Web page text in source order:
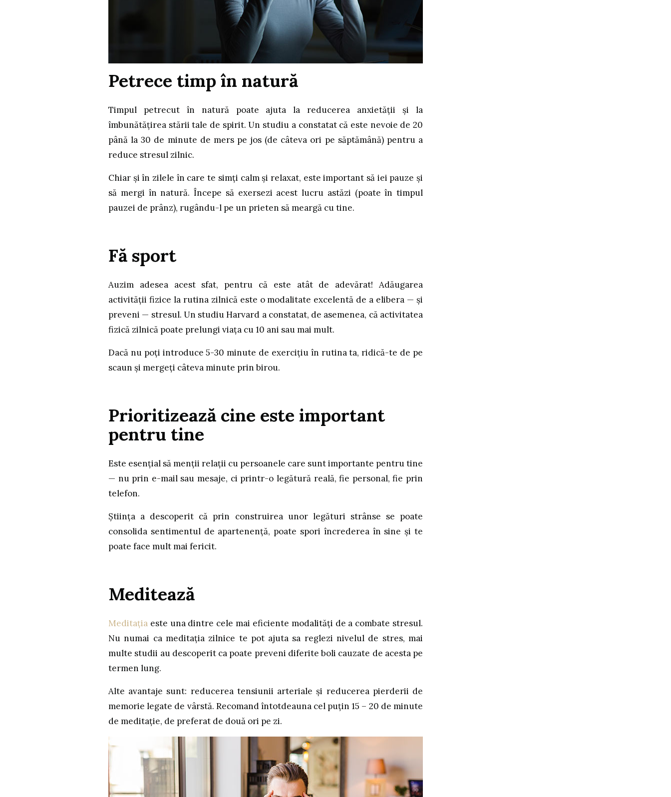
Petrece timp în natură
Timpul petrecut în natură poate ajuta la reducerea anxietății și la
îmbunătățirea stării tale de spirit. Un studiu a constatat că este nevoie de 20
până la 30 de minute de mers pe jos (de câteva ori pe săptămână) pentru a
reduce stresul zilnic.
Chiar și în zilele în care te simți calm și relaxat, este important să iei pauze și
să mergi în natură. Începe să exersezi acest lucru astăzi (poate în timpul
pauzei de prânz), rugându-l pe un prieten să meargă cu tine.
Fă sport
Auzim adesea acest sfat, pentru că este atât de adevărat! Adăugarea
activității fizice la rutina zilnică este o modalitate excelentă de a elibera — și
preveni — stresul. Un studiu Harvard a constatat, de asemenea, că activitatea
fizică zilnică poate prelungi viața cu 10 ani sau mai mult.
Dacă nu poți introduce 5-30 minute de exercițiu în rutina ta, ridică-te de pe
scaun și mergeți câteva minute prin birou.
Prioritizează cine este important
pentru tine
Este esențial să menții relații cu persoanele care sunt importante pentru tine
— nu prin e-mail sau mesaje, ci printr-o legătură reală, fie personal, fie prin
telefon.
Știința a descoperit că prin construirea unor legături strânse se poate
consolida sentimentul de apartenență, poate spori încrederea în sine și te
poate face mult mai fericit.
Meditează
Meditația este una dintre cele mai eficiente modalități de a combate stresul.
Nu numai ca meditația zilnice te pot ajuta sa reglezi nivelul de stres, mai
multe studii au descoperit ca poate preveni diferite boli cauzate de acesta pe
termen lung.
Alte avantaje sunt: reducerea tensiunii arteriale și reducerea pierderii de
memorie legate de vârstă. Recomand întotdeauna cel puțin 15 – 20 de minute
de meditație, de preferat de două ori pe zi.